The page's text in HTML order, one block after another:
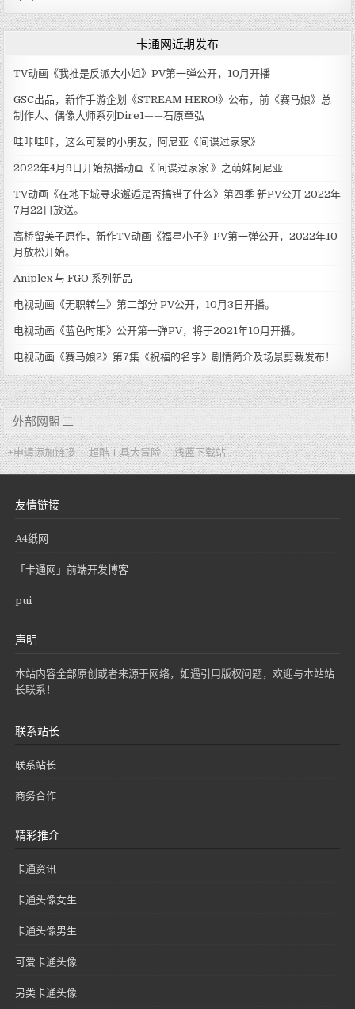
卡通网近期发布
TV动画《我推是反派大小姐》PV第一弹公开，10月开播
GSC出品，新作手游企划《STREAM HERO!》公布，前《赛马娘》总
制作人、偶像大师系列Dire1——石原章弘
哇咔哇咔，这么可爱的小朋友，阿尼亚《间谍过家家》
2022年4月9日开始热播动画《 间谍过家家 》之萌妹阿尼亚
TV动画《在地下城寻求邂逅是否搞错了什么》第四季 新PV公开 2022年
7月22日放送。
高桥留美子原作，新作TV动画《福星小子》PV第一弹公开，2022年10
月放松开始。
Aniplex 与 FGO 系列新品
电视动画《无职转生》第二部分 PV公开，10月3日开播。
电视动画《蓝色时期》公开第一弹PV，将于2021年10月开播。
电视动画《赛马娘2》第7集《祝福的名字》剧情简介及场景剪裁发布！
外部网盟 二
+申请添加链接 超酷工具大冒险 浅蓝下载站
友情链接
A4纸网
「卡通网」前端开发博客
pui
声明
本站内容全部原创或者来源于网络，如遇引用版权问题，欢迎与本站站
长联系！
联系站长
联系站长
商务合作
精彩推介
卡通资讯
卡通头像女生
卡通头像男生
可爱卡通头像
另类卡通头像